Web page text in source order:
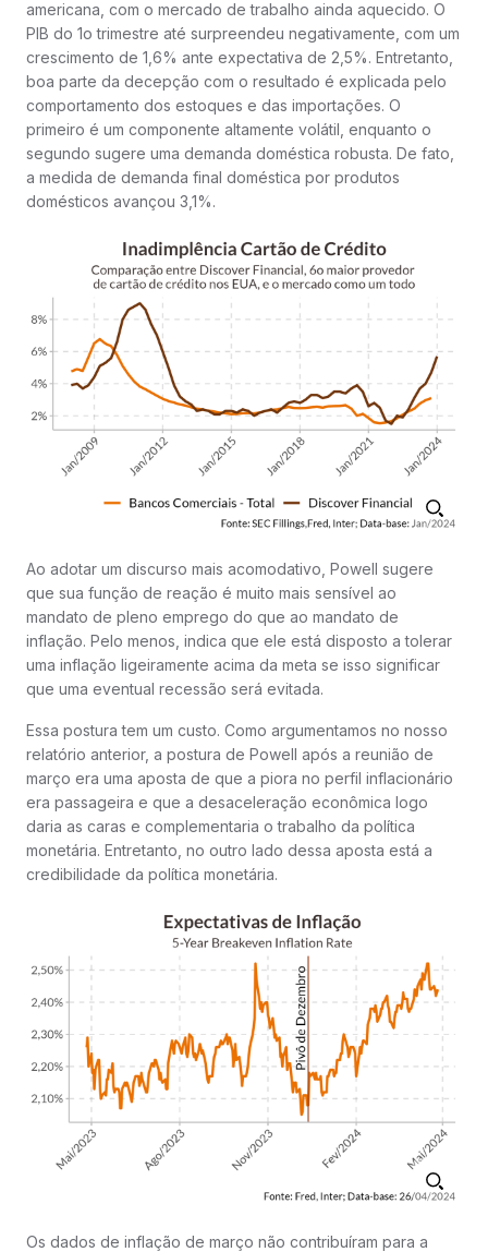
americana, com o mercado de trabalho ainda aquecido. O
PIB do 1o trimestre até surpreendeu negativamente, com um
crescimento de 1,6% ante expectativa de 2,5%. Entretanto,
boa parte da decepção com o resultado é explicada pelo
comportamento dos estoques e das importações. O
primeiro é um componente altamente volátil, enquanto o
segundo sugere uma demanda doméstica robusta. De fato,
a medida de demanda final doméstica por produtos
domésticos avançou 3,1%.
Ao adotar um discurso mais acomodativo, Powell sugere
que sua função de reação é muito mais sensível ao
mandato de pleno emprego do que ao mandato de
inflação. Pelo menos, indica que ele está disposto a tolerar
uma inflação ligeiramente acima da meta se isso significar
que uma eventual recessão será evitada.
Essa postura tem um custo. Como argumentamos no nosso
relatório anterior, a postura de Powell após a reunião de
março era uma aposta de que a piora no perfil inflacionário
era passageira e que a desaceleração econômica logo
daria as caras e complementaria o trabalho da política
monetária. Entretanto, no outro lado dessa aposta está a
credibilidade da política monetária.
Os dados de inflação de março não contribuíram para a